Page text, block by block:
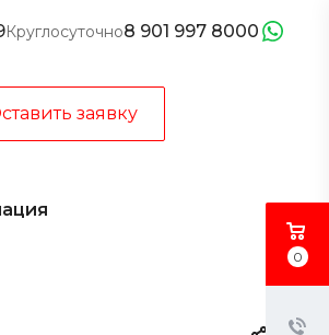
Круглосуточно8 901 997 8000
заявку
0